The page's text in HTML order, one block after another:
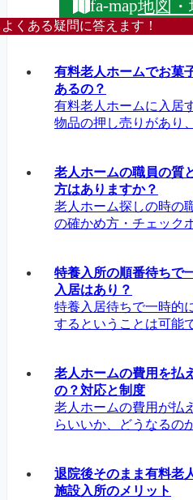
fa-map地図
よくある疑問に答えます！
有料老人ホームでお菓
あるの？
有料老人ホームに入居
物品の押し売りがあり
老人ホームの職員の質
方はありますか？
老人ホーム探しの時の
の確かめ方・チェック
特養入所の順番待ちで
入居はあり？
特養入居待ちで一時的
するということは可能
老人ホームの費用を払
の？対応と制度
老人ホームの費用が払
らいいか、どうなるの
退院後そのまま有料老
施設入所のメリット